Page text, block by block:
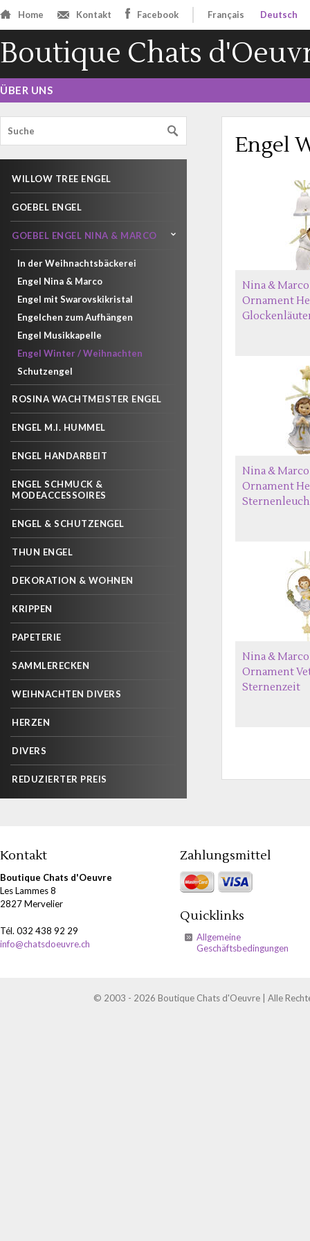
Home Kontakt Facebook Français Deutsch
Boutique Chats
ÜBER UNS
WILLOW TREE ENGEL
GOEBEL ENGEL
GOEBEL ENGEL NINA & MARCO
In der Weihnachtsbäckerei
Engel Nina & Marco
Engel mit Swarovskikristal
Engelchen zum Aufhängen
Engel Musikkapelle
Engel Winter / Weihnachten
Schutzengel
ROSINA WACHTMEISTER ENGEL
ENGEL M.I. HUMMEL
ENGEL HANDARBEIT
ENGEL SCHMUCK &
MODEACCESSOIRES
ENGEL & SCHUTZENGEL
THUN ENGEL
DEKORATION & WOHNEN
KRIPPEN
PAPETERIE
SAMMLERECKEN
WEIHNACHTEN DIVERS
HERZEN
DIVERS
REDUZIERTER PREIS
Engel
Nina &
Ornament
Nina &
Ornament
Nina &
Ornament
Sternenzeit
Kontakt
Boutique Chats d'Oeuvre
Les Lammes 8
2827 Mervelier
Tél. 032 438 92 29
info@chatsdoeuvre.ch
Zahlungsmittel
Quicklinks
Allgemeine
Geschäftsbedingungen
© 2003 - 2026 Boutique Chats d'Oeuvre | Alle